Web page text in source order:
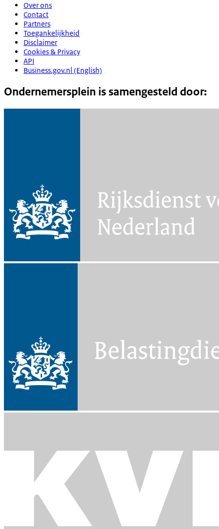
Over ons
Contact
Partners
Toegankelijkheid
Disclaimer
Cookies & Privacy
API
Business.gov.nl (English)
Ondernemersplein is samengesteld door: